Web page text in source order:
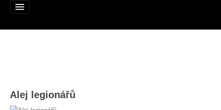
Nominujte alej
Alej legionářů